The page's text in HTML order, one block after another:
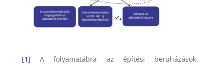
[1] A folyamatábra az építési beruházások